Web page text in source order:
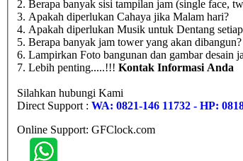
2. Berapa banyak sisi tampilan jam (single face,
3. Apakah diperlukan Cahaya jika Malam hari?
4. Apakah diperlukan Musik untuk Dentang
5. Berapa banyak jam tower yang akan dibangun?
6. Lampirkan Foto bangunan dan gambar desain
7. Lebih penting.....!!! Kontak Informasi Anda
Silahkan hubungi Kami
Direct Support : WA: 0821-146 11732 - HP:
Online Support: GFClock.com